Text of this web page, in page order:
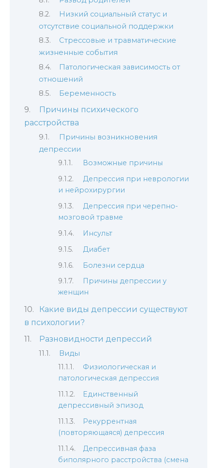
Низкий социальный статус и
отсутствие социальной поддержки
Стрессовые и травматические
жизненные события
Патологическая зависимость от
отношений
Беременность
Причины психического
расстройства
Причины возникновения
депрессии
Возможные причины
Депрессия при неврологии
и нейрохирургии
Депрессия при черепно-
мозговой травме
Инсульт
Диабет
Болезни сердца
Причины депрессии у
женщин
Какие виды депрессии существуют
в психологии?
Разновидности депрессий
Виды
Физиологическая и
патологическая депрессия
Единственный
депрессивный эпизод
Рекуррентная
(повторяющаяся) депрессия
Депрессивная фаза
биполярного расстройства (смена